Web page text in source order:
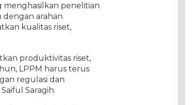
menghasilkan penelitian
dengan arahan
kualitas riset,
produktivitas riset,
LPPM harus terus
regulasi dan
Saragih.